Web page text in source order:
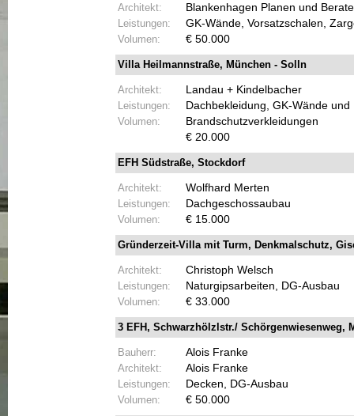
Architekt:
Leistungen:
Volumen:
Blankenhagen Planen und
GK-Wände, Vorsatzschalen,
€ 50.000
Villa Heilmannstraße, München - Solln
Architekt:
Leistungen:
Volumen:
Landau + Kindelbacher
Dachbekleidung, GK-Wände und
Brandschutzverkleidungen
€ 20.000
EFH Südstraße, Stockdorf
Architekt:
Leistungen:
Volumen:
Wolfhard Merten
Dachgeschossaubau
€ 15.000
Gründerzeit-Villa mit Turm, Denkmalschutz,
Architekt:
Leistungen:
Volumen:
Christoph Welsch
Naturgipsarbeiten, DG-Ausbau
€ 33.000
3 EFH, Schwarzhölzlstr./ Schörgenwiesenweg,
Bauherr:
Architekt:
Leistungen:
Volumen:
Alois Franke
Alois Franke
Decken, DG-Ausbau
€ 50.000